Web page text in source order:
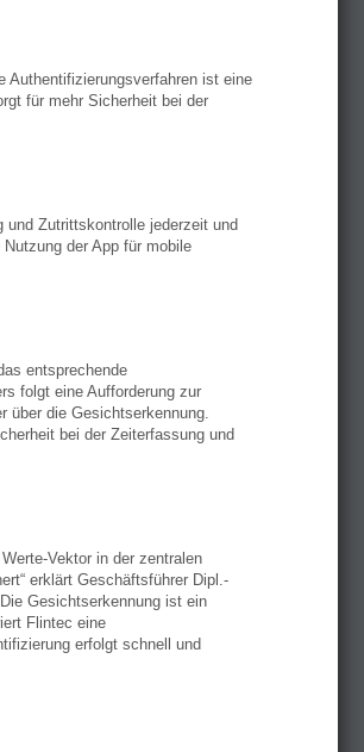
Authentifizierungsverfahren ist eine
für mehr Sicherheit bei der
Zutrittskontrolle jederzeit und
der App für mobile
entsprechende
folgt eine Aufforderung zur
über die Gesichtserkennung.
bei der Zeiterfassung und
Vektor in der zentralen
erklärt Geschäftsführer Dipl.-
Gesichtserkennung ist ein
Flintec eine
erfolgt schnell und